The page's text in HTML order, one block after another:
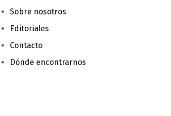
Sobre nosotros
Editoriales
Contacto
Dónde encontrarnos